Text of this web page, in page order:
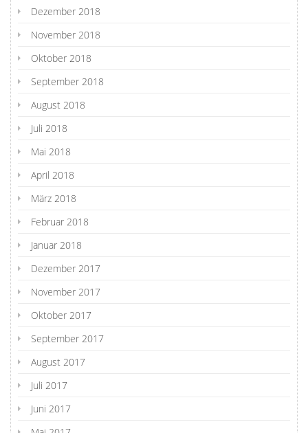
Dezember 2018
November 2018
Oktober 2018
September 2018
August 2018
Juli 2018
Mai 2018
April 2018
März 2018
Februar 2018
Januar 2018
Dezember 2017
November 2017
Oktober 2017
September 2017
August 2017
Juli 2017
Juni 2017